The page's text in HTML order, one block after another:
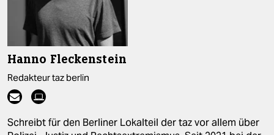
gesellschaft
kultur
sport
berlin
nord
Hanno Fleckenstein
Redakteur taz berlin
Schreibt für den Berliner Lokalteil der taz vor allem über